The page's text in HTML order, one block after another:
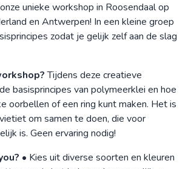
unieke workshop in Roosendaal op
en Antwerpen! In een kleine groep
zodat je gelijk zelf aan de slag
Tijdens deze creatieve
basisprincipes van polymeerklei en hoe
oorbellen of een ring kunt maken. Het is
om samen te doen, die voor
is. Geen ervaring nodig!
• Kies uit diverse soorten en kleuren